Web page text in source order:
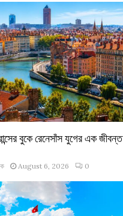
বুকে রেনেসাঁস যুগের এক জীবন্ত
August 6, 2026 0